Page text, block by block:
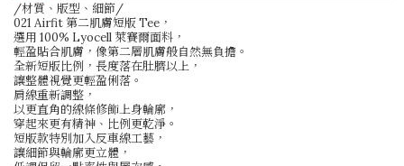
/材質、版型、細節/
021 Airfit 第二肌膚短版 Tee，
選用 100% Lyocell 萊賽爾面料，
輕盈貼合肌膚，像第二層肌膚般自然無負擔。
全新短版比例，長度落在肚臍以上，
讓整體視覺更輕盈俐落。
肩線重新調整，
以更直角的線條修飾上身輪廓，
穿起來更有精神、比例更乾淨。
短版款特別加入反車線工藝，
讓細節與輪廓更立體，